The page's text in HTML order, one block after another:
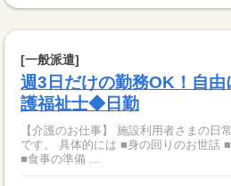
[一般派遣]
週3日だけの勤務OK！自
護福祉士◆日勤
【介護のお仕事】 施設利用者さまの
です。 具体的には ■身の回りのお世話 ■レクリエーションの見守り
■食事の準備 ...